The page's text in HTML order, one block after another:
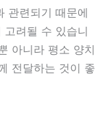
관련되기 때문에
려될 수 있습니
아니라 평소 양치
전달하는 것이 좋